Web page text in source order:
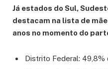
Já estados do Sul,
destacam na lista de
anos no momento do
Distrito Federal: 49,8%